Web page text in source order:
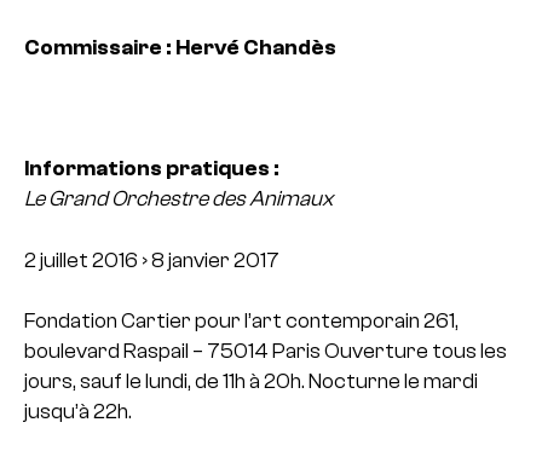
Commissaire : Hervé Chandès
Informations pratiques :
Le Grand Orchestre des Animaux
2 juillet 2016 › 8 janvier 2017
Fondation Cartier pour l’art contemporain 261,
boulevard Raspail – 75014 Paris Ouverture tous les
jours, sauf le lundi, de 11h à 20h. Nocturne le mardi
jusqu’à 22h.